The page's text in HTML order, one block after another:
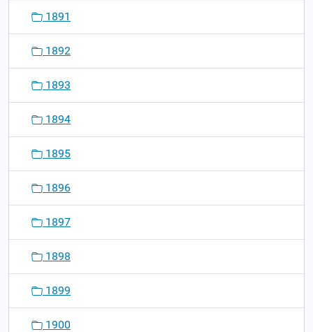
1891
1892
1893
1894
1895
1896
1897
1898
1899
1900